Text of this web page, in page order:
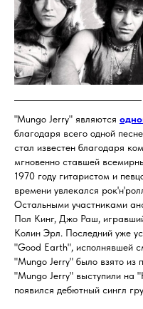
"Mungo Jerry" являются
благодаря всего одной
стал известен благодаря
мгновенно ставшей
1970 году гитаристом и
времени увлекался
Остальными участниками
Пол Кинг, Джо Раш,
Колин Эрл. Последний уже
"Good Earth", исполнявшей
"Mungo Jerry" было взято из
"Mungo Jerry" выступили на
появился дебютный сингл